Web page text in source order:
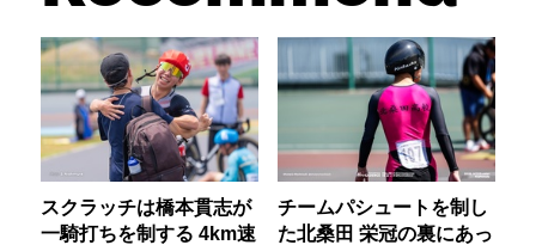
スクラッチは橋本貫志が
一騎打ちを制する 4km速
チームパシュートを制し
た北桑田 栄冠の裏にあっ